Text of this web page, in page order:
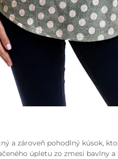
a zároveň pohodlný kúsok,
úpletu zo zmesi bavlny